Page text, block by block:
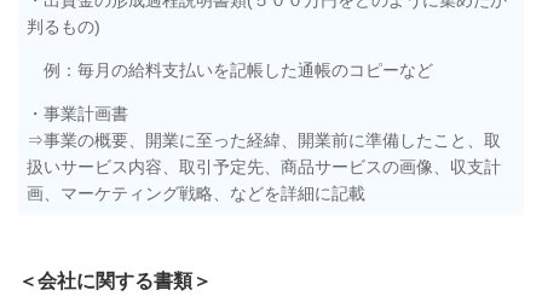
判るもの)
例：毎月の給料支払いを記帳した通帳のコピーなど
・事業計画書
⇒事業の概要、開業に至った経緯、開業前に準備したこと、取
扱いサービス内容、取引予定先、商品サービスの画像、収支計
画、マーケティング戦略、などを詳細に記載
＜会社に関する書類＞